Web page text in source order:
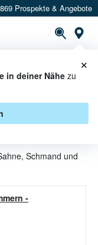
Prospekte & Angebote
in deiner Nähezu
×
CRÈME
AKTIONEN
Schmand und
-